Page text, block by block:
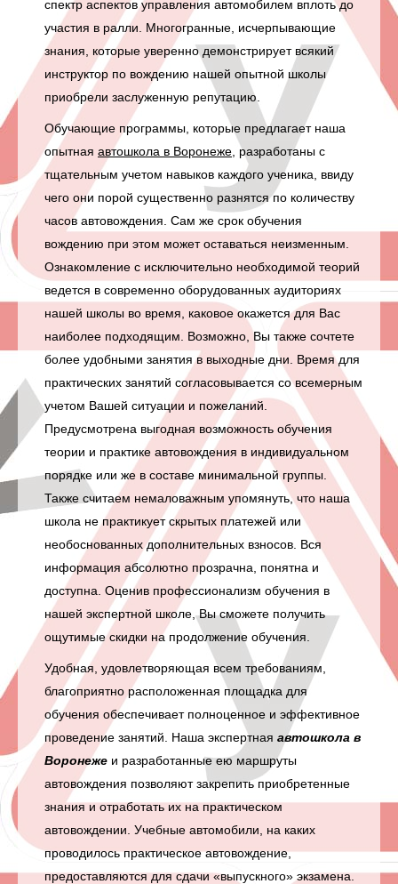
спектр аспектов управления автомобилем вплоть до
участия в ралли. Многогранные, исчерпывающие
знания, которые уверенно демонстрирует всякий
инструктор по вождению нашей опытной школы
приобрели заслуженную репутацию.
Обучающие программы, которые предлагает наша
опытная автошкола в Воронеже , разработаны с
тщательным учетом навыков каждого ученика, ввиду
чего они порой существенно разнятся по количеству
часов автовождения. Сам же срок обучения
вождению при этом может оставаться неизменным.
Ознакомление с исключительно необходимой теорий
ведется в современно оборудованных аудиториях
нашей школы во время, каковое окажется для Вас
наиболее подходящим. Возможно, Вы также сочтете
более удобными занятия в выходные дни. Время для
практических занятий согласовывается со всемерным
учетом Вашей ситуации и пожеланий.
Предусмотрена выгодная возможность обучения
теории и практике автовождения в индивидуальном
порядке или же в составе минимальной группы.
Также считаем немаловажным упомянуть, что наша
школа не практикует скрытых платежей или
необоснованных дополнительных взносов. Вся
информация абсолютно прозрачна, понятна и
доступна. Оценив профессионализм обучения в
нашей экспертной школе, Вы сможете получить
ощутимые скидки на продолжение обучения.
Удобная, удовлетворяющая всем требованиям,
благоприятно расположенная площадка для
обучения обеспечивает полноценное и эффективное
проведение занятий. Наша экспертная автошкола в
Воронеже и разработанные ею маршруты
автовождения позволяют закрепить приобретенные
знания и отработать их на практическом
автовождении. Учебные автомобили, на каких
проводилось практическое автовождение,
предоставляются для сдачи «выпускного» экзамена.